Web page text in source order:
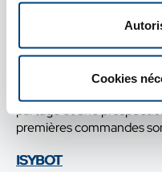
Cookies
Concepteur-fabriquant
hydrauliques, Copex part
allemand. Après
concurrentiel, elle ouvre
notre équipe et domicilié
partagé et une
premières commandes
ISYBOT